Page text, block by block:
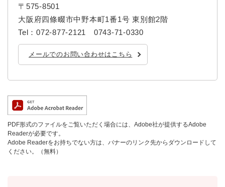
〒575-8501
大阪府四條畷市中野本町1番1号 東別館2階
Tel：072-877-2121 0743-71-0330
メールでのお問い合わせはこちら
PDF形式のファイルをご覧いただく場合には、Adobe社が提供するAdobe
Readerが必要です。
Adobe Readerをお持ちでない方は、バナーのリンク先からダウンロードして
ください。（無料）